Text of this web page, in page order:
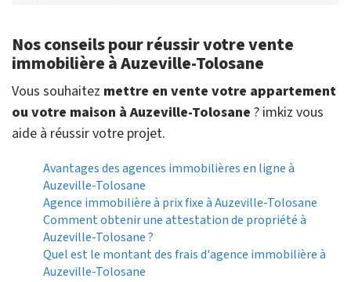
Nos conseils pour réussir votre vente
immobilière à Auzeville-Tolosane
Vous souhaitez mettre en vente votre appartement
ou votre maison à Auzeville-Tolosane ? imkiz vous
aide à réussir votre projet.
Avantages des agences immobilières en ligne à
Auzeville-Tolosane
Agence immobilière à prix fixe à Auzeville-Tolosane
Comment obtenir une attestation de propriété à
Auzeville-Tolosane ?
Quel est le montant des frais d'agence immobilière à
Auzeville-Tolosane